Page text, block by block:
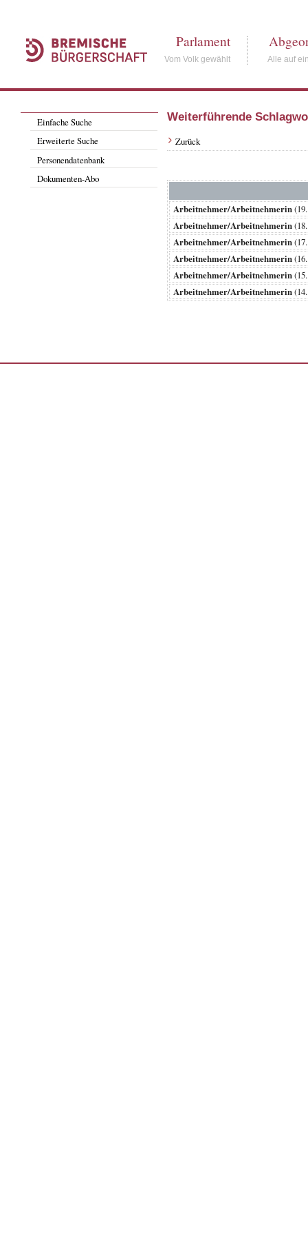
Parlament
Vom Volk gewählt Alle auf
Einfache Suche
Erweiterte Suche
Personendatenbank
Dokumenten-Abo
Weiterführende
Zurück
Arbeitnehmer/Arbeitnehmerin
Arbeitnehmer/Arbeitnehmerin
Arbeitnehmer/Arbeitnehmerin
Arbeitnehmer/Arbeitnehmerin
Arbeitnehmer/Arbeitnehmerin
Arbeitnehmer/Arbeitnehmerin